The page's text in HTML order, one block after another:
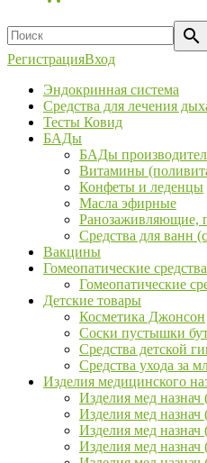
РегистрацияВход
Эндокринная система
Средства для лечения
Тесты Ковид
БАДы
БАДы
Витамины
Конфеты и леденцы
Масла эфирные
Ранозаживляющие,
Средства для ванн
Вакцины
Гомеопатические средства
Гомеопатические
Детские товары
Косметика Джонсон
Соски пустышки
Средства детской
Средства ухода за
Изделия медицинского
Изделия мед
Изделия мед назнач
Изделия мед назнач
Изделия мед